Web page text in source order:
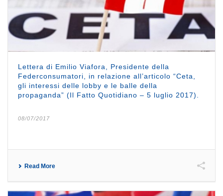
Lettera di Emilio Viafora, Presidente della
Federconsumatori, in relazione all’articolo “Ceta,
gli interessi delle lobby e le balle della
propaganda” (Il Fatto Quotidiano – 5 luglio 2017).
08/07/2017
Read More